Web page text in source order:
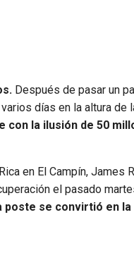
Después de pasar un
días en la altura de
con la ilusión de 50
en El Campín, James
el pasado
se convirtió en